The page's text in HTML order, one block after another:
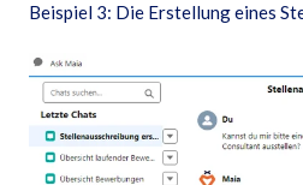
Beispiel 3: Die Erstellung eines